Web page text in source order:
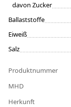
davon Zucker
Ballaststoffe
Eiweiß
Salz
Produktnummer
MHD
Herkunft